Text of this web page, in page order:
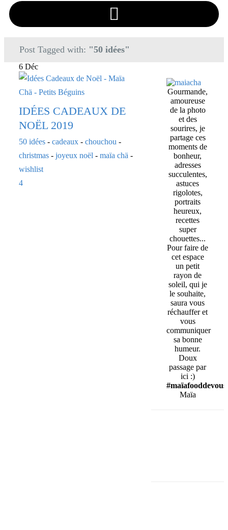
Post Tagged with: "50 idées"
6 Déc
IDÉES CADEAUX DE
NOËL 2019
50 idées - cadeaux - chouchou -
christmas - joyeux noël - maïa chä -
wishlist
4
Gourmande,
amoureuse
de la photo
et des
sourires, je
partage ces
moments de
bonheur,
adresses
succulentes,
astuces
rigolotes,
portraits
heureux,
recettes
super
chouettes...
Pour faire de
cet espace
un petit
rayon de
soleil, qui je
le souhaite,
saura vous
réchauffer et
vous
communiquer
sa bonne
humeur.
Doux
passage par
ici :)
#maïafooddevous
Maïa